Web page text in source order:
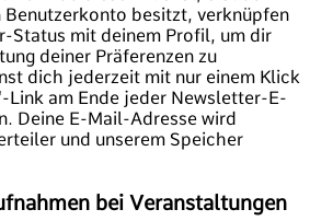
Benutzerkonto besitzt, verknüpfen
Status mit deinem Profil, um dir
deiner Präferenzen zu
dich jederzeit mit nur einem Klick
Link am Ende jeder Newsletter-E-
Deine E-Mail-Adresse wird
und unserem Speicher
bei Veranstaltungen